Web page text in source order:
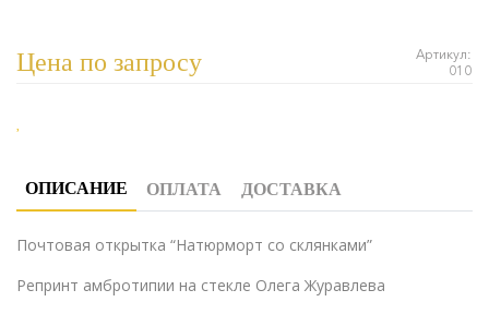
Цена по запросу
Артикул:
010
ОПИСАНИЕ ОПЛАТА ДОСТАВКА
Почтовая открытка “Натюрморт со склянками”
Репринт амбротипии на стекле Олега Журавлева